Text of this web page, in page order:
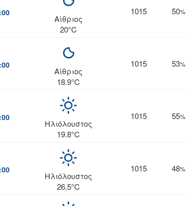
:00
Αίθριος
20°C
1015 50%
:00
Αίθριος
18.9°C
1015 53%
:00
Ηλιόλουστος
19.8°C
1015 55%
:00
Ηλιόλουστος
26.5°C
1015 48%